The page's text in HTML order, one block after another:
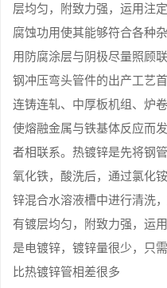
层均匀，附致力强，运用注
腐蚀功用使其能够符合各种
用防腐涂层与阴极尽量照顾
钢冲压弯头管件的出产工艺
连铸连轧、中厚板机组、炉
使熔融金属与铁基体反应而
者相联系。热镀锌是先将钢
氧化铁，酸洗后，通过氯化
锌混合水溶液槽中进行清洗
有镀层均匀，附致力强，运
是电镀锌，镀锌量很少，只
比热镀锌管相差很多